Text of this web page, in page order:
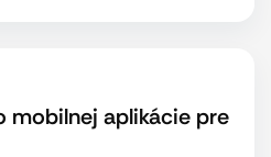
mobilnej aplikácie pre